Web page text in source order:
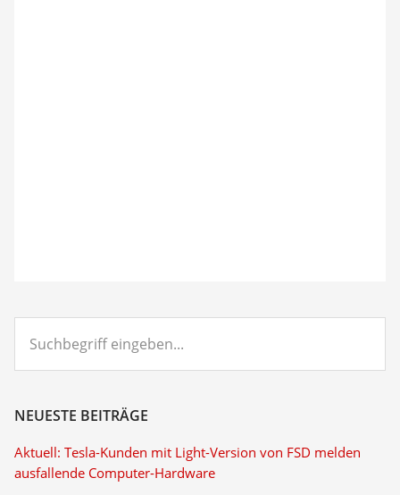
eingeben...
NEUESTE BEITRÄGE
Aktuell: Tesla-Kunden mit Light-Version von FSD melden
ausfallende Computer-Hardware